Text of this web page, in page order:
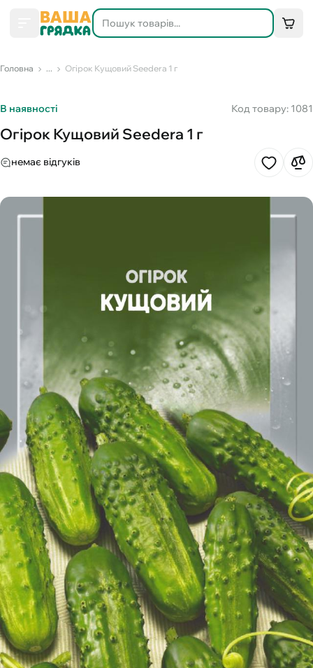
Головна ... Огірок Кущовий Seedera 1 г
В наявності Код товару: 1081
Огірок Кущовий Seedera 1 г
немає відгуків